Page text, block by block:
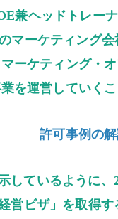
兼ヘッドトレーナ
マーケティング
ーケティング・オ
を運営していくこ
許可事例の
しているように、
営ビザ」を取得す